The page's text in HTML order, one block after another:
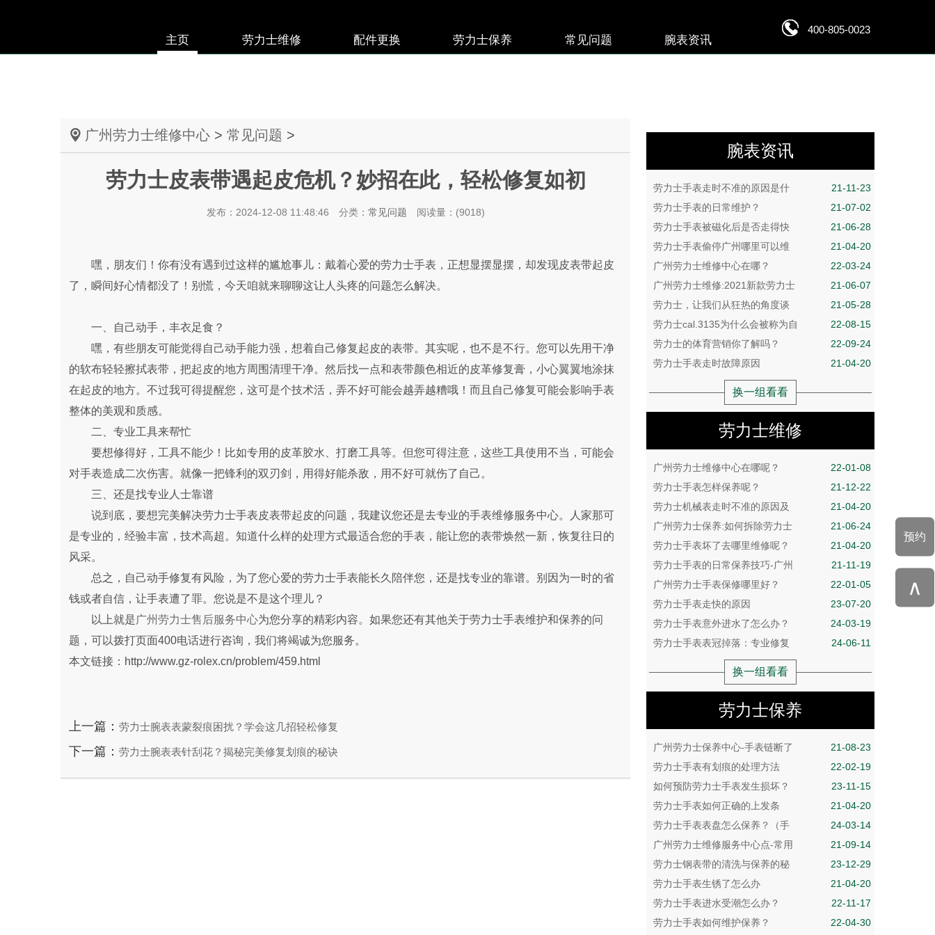
主页 劳力士维修 配件更换 劳力士保养 常见问题 腕表资讯
400-805-0023
广州劳力士维修中心 > 常见问题 >
劳力士皮表带遇起皮危机？妙招在此，轻松修复如初
发布：2024-12-08 11:48:46 分类： 常见问题 阅读量：(9018)
嘿，朋友们！你有没有遇到过这样的尴尬事儿：戴着心爱的劳力士手表，正想显摆显摆，却发现皮表带起皮
了，瞬间好心情都没了！别慌，今天咱就来聊聊这让人头疼的问题怎么解决。
一、自己动手，丰衣足食？
嘿，有些朋友可能觉得自己动手能力强，想着自己修复起皮的表带。其实呢，也不是不行。您可以先用干净
的软布轻轻擦拭表带，把起皮的地方周围清理干净。然后找一点和表带颜色相近的皮革修复膏，小心翼翼地涂抹
在起皮的地方。不过我可得提醒您，这可是个技术活，弄不好可能会越弄越糟哦！而且自己修复可能会影响手表
整体的美观和质感。
二、专业工具来帮忙
要想修得好，工具不能少！比如专用的皮革胶水、打磨工具等。但您可得注意，这些工具使用不当，可能会
对手表造成二次伤害。就像一把锋利的双刃剑，用得好能杀敌，用不好可就伤了自己。
三、还是找专业人士靠谱
说到底，要想完美解决劳力士手表皮表带起皮的问题，我建议您还是去专业的手表维修服务中心。人家那可
是专业的，经验丰富，技术高超。知道什么样的处理方式最适合您的手表，能让您的表带焕然一新，恢复往日的
风采。
总之，自己动手修复有风险，为了您心爱的劳力士手表能长久陪伴您，还是找专业的靠谱。别因为一时的省
钱或者自信，让手表遭了罪。您说是不是这个理儿？
以上就是广州劳力士售后服务中心为您分享的精彩内容。如果您还有其他关于劳力士手表维护和保养的问
题，可以拨打页面400电话进行咨询，我们将竭诚为您服务。
本文链接：http://www.gz-rolex.cn/problem/459.html
上一篇： 劳力士腕表表蒙裂痕困扰？学会这几招轻松修复
下一篇： 劳力士腕表表针刮花？揭秘完美修复划痕的秘诀
腕表资讯
劳力士手表走时不准的原因是什
21-11-23
劳力士手表的日常维护？
21-07-02
劳力士手表被磁化后是否走得快
21-06-28
劳力士手表偷停广州哪里可以维
21-04-20
广州劳力士维修中心在哪？
22-03-24
广州劳力士维修:2021新款劳力士
21-06-07
劳力士，让我们从狂热的角度谈
21-05-28
劳力士cal.3135为什么会被称为自
22-08-15
劳力士的体育营销你了解吗？
22-09-24
劳力士手表走时故障原因
21-04-20
换一组看看
劳力士维修
广州劳力士维修中心在哪呢？
22-01-08
劳力士手表怎样保养呢？
21-12-22
劳力士机械表走时不准的原因及
21-04-20
广州劳力士保养:如何拆除劳力士
21-06-24
劳力士手表坏了去哪里维修呢？
21-04-20
劳力士手表的日常保养技巧-广州
21-11-19
广州劳力士手表保修哪里好？
22-01-05
劳力士手表走快的原因
23-07-20
劳力士手表意外进水了怎么办？
24-03-19
劳力士手表表冠掉落：专业修复
24-06-11
换一组看看
劳力士保养
广州劳力士保养中心-手表链断了
21-08-23
劳力士手表有划痕的处理方法
22-02-19
如何预防劳力士手表发生损坏？
23-11-15
劳力士手表如何正确的上发条
21-04-20
劳力士手表表盘怎么保养？（手
24-03-14
广州劳力士维修服务中心点-常用
21-09-14
劳力士钢表带的清洗与保养的秘
23-12-29
劳力士手表生锈了怎么办
21-04-20
劳力士手表进水受潮怎么办？
22-11-17
劳力士手表如何维护保养？
22-04-30
预约
∧